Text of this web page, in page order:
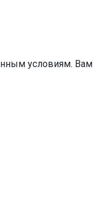
условиям. Вам